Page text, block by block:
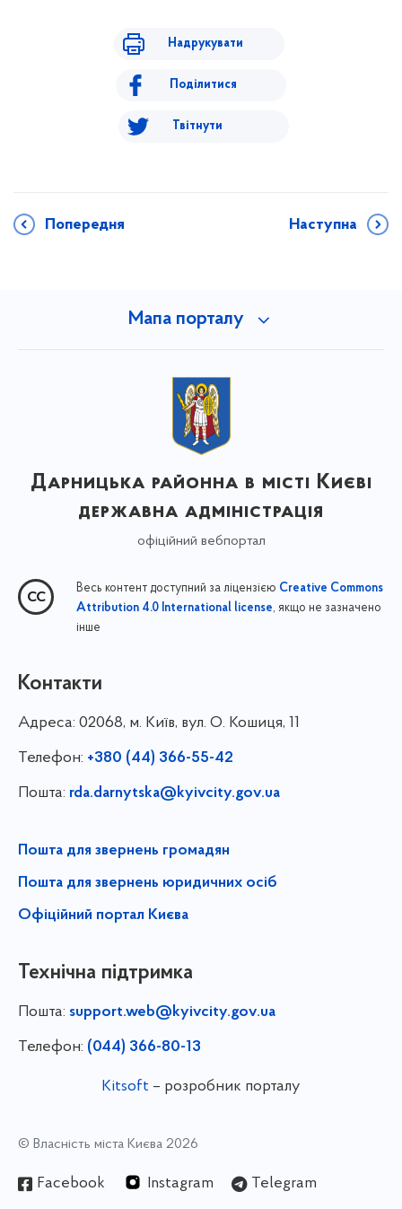
Надрукувати
Поділитися
Твітнути
Попередня Наступна
Мапа порталу
Дарницька районна в місті Києві
державна адміністрація
офіційний вебпортал
Весь контент доступний за ліцензією Creative Commons
Attribution 4.0 International license, якщо не зазначено
інше
Контакти
Адреса: 02068, м. Київ, вул. О. Кошиця, 11
Телефон: +380 (44) 366-55-42
Пошта: rda.darnytska@kyivcity.gov.ua
Пошта для звернень громадян
Пошта для звернень юридичних осіб
Офіційний портал Києва
Технічна підтримка
Пошта: support.web@kyivcity.gov.ua
Телефон: (044) 366-80-13
Kitsoft – розробник порталу
© Власність міста Києва 2026
Facebook Instagram Telegram